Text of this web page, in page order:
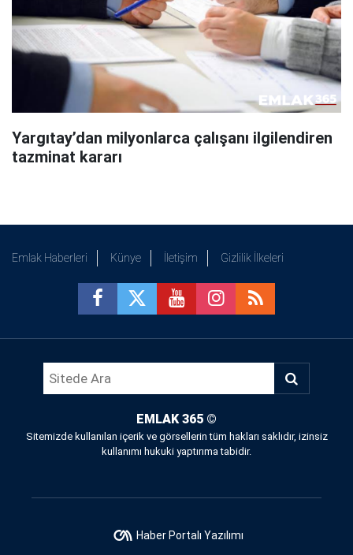
Yargıtay’dan milyonlarca çalışanı ilgilendiren
tazminat kararı
Emlak Haberleri Künye İletişim Gizlilik İlkeleri
EMLAK 365 ©
Sitemizde kullanılan içerik ve görsellerin tüm hakları saklıdır, izinsiz
kullanımı hukuki yaptırıma tabidir.
Haber Portalı Yazılımı